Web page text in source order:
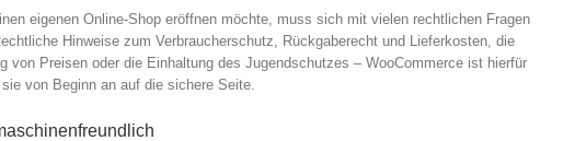
eigenen Online-Shop eröffnen möchte, muss sich mit vielen rechtlichen Fragen
Hinweise zum Verbraucherschutz, Rückgaberecht und Lieferkosten, die
von Preisen oder die Einhaltung des Jugendschutzes – WooCommerce ist hierfür
von Beginn an auf die sichere Seite.